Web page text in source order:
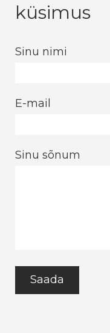
küsimus
Sinu nimi
E-mail
Sinu sõnum